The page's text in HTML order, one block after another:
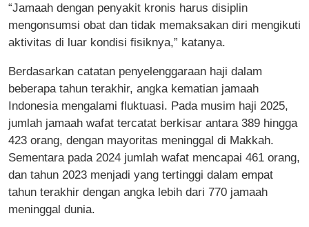
“Jamaah dengan penyakit kronis harus disiplin
mengonsumsi obat dan tidak memaksakan diri mengikuti
aktivitas di luar kondisi fisiknya,” katanya.
Berdasarkan catatan penyelenggaraan haji dalam
beberapa tahun terakhir, angka kematian jamaah
Indonesia mengalami fluktuasi. Pada musim haji 2025,
jumlah jamaah wafat tercatat berkisar antara 389 hingga
423 orang, dengan mayoritas meninggal di Makkah.
Sementara pada 2024 jumlah wafat mencapai 461 orang,
dan tahun 2023 menjadi yang tertinggi dalam empat
tahun terakhir dengan angka lebih dari 770 jamaah
meninggal dunia.